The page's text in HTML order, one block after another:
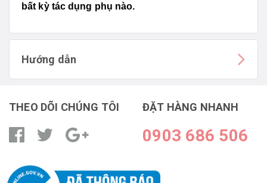
bất kỳ tác dụng phụ nào.
Hướng dẫn
THEO DÕI CHÚNG TÔI ĐẶT HÀNG NHANH
0903 686 506